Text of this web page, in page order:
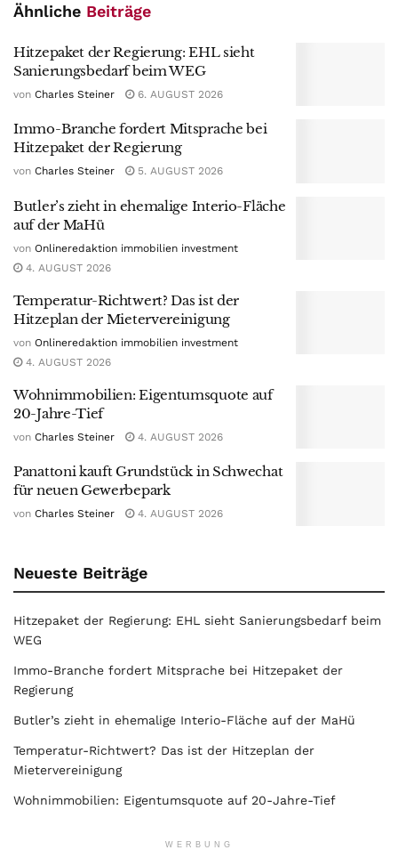
Ähnliche Beiträge
Hitzepaket der Regierung: EHL sieht
Sanierungsbedarf beim WEG
von Charles Steiner 6. AUGUST 2026
Immo-Branche fordert Mitsprache bei
Hitzepaket der Regierung
von Charles Steiner 5. AUGUST 2026
Butler’s zieht in ehemalige Interio-Fläche
auf der MaHü
von Onlineredaktion immobilien investment
4. AUGUST 2026
Temperatur-Richtwert? Das ist der
Hitzeplan der Mietervereinigung
von Onlineredaktion immobilien investment
4. AUGUST 2026
Wohnimmobilien: Eigentumsquote auf
20-Jahre-Tief
von Charles Steiner 4. AUGUST 2026
Panattoni kauft Grundstück in Schwechat
für neuen Gewerbepark
von Charles Steiner 4. AUGUST 2026
Neueste Beiträge
Hitzepaket der Regierung: EHL sieht Sanierungsbedarf beim
WEG
Immo-Branche fordert Mitsprache bei Hitzepaket der
Regierung
Butler’s zieht in ehemalige Interio-Fläche auf der MaHü
Temperatur-Richtwert? Das ist der Hitzeplan der
Mietervereinigung
Wohnimmobilien: Eigentumsquote auf 20-Jahre-Tief
WERBUNG